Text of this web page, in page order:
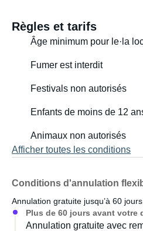
Règles et tarifs
Âge minimum pour le·la
Fumer est interdit
Festivals non autorisés
Enfants de moins de 12
Animaux non autorisés
Afficher toutes les conditions
Conditions d'annulation
Annulation gratuite jusqu’à 60
Plus de 60 jours avant votre
Annulation gratuite avec